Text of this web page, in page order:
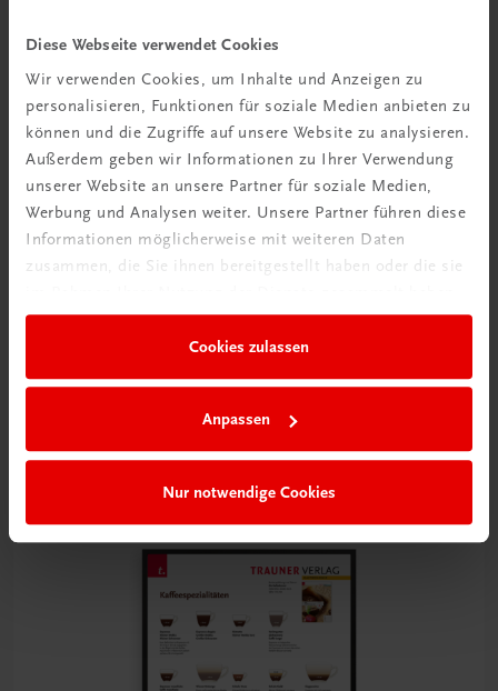
Diese Webseite verwendet Cookies
Wir verwenden Cookies, um Inhalte und Anzeigen zu
personalisieren, Funktionen für soziale Medien anbieten zu
können und die Zugriffe auf unsere Website zu analysieren.
Außerdem geben wir Informationen zu Ihrer Verwendung
unserer Website an unsere Partner für soziale Medien,
Werbung und Analysen weiter. Unsere Partner führen diese
Informationen möglicherweise mit weiteren Daten
zusammen, die Sie ihnen bereitgestellt haben oder die sie
Cookies zulassen
Anpassen
Nur notwendige Cookies
Poster: Spitzenweinbaugebiete in Frankreich.
€ 15,00